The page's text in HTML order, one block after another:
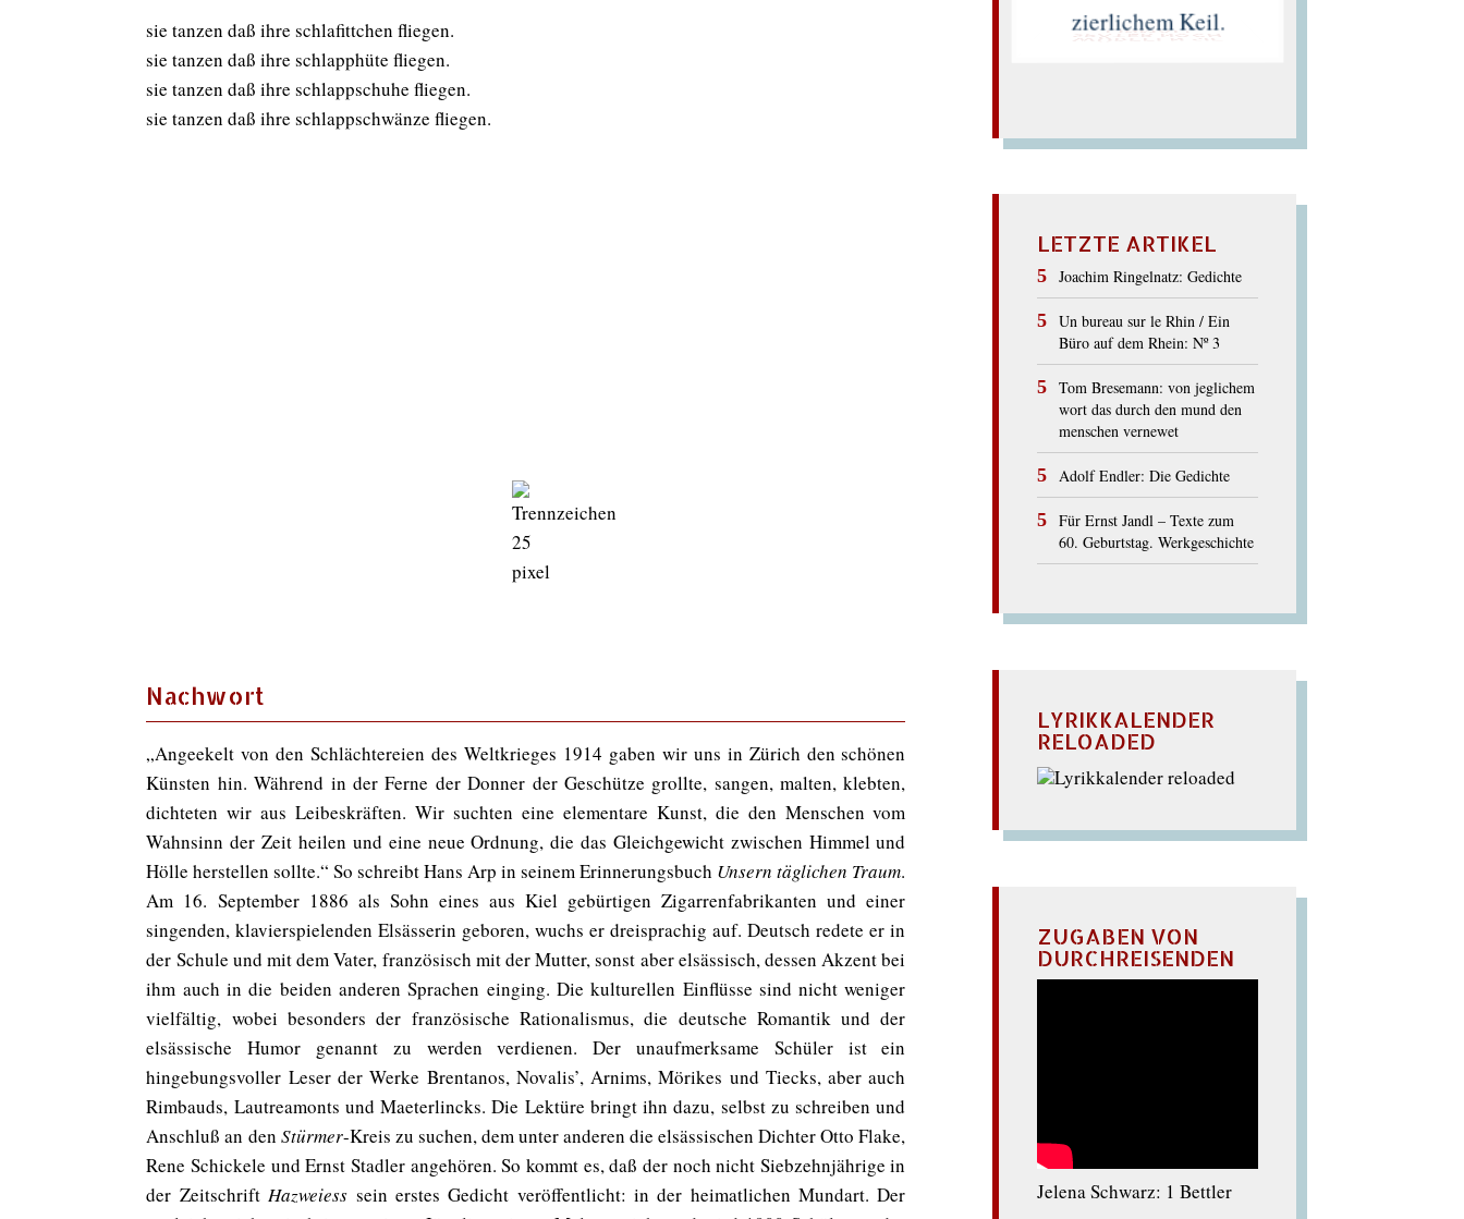
sie tanzen daß ihre schlafittchen fliegen.
sie tanzen daß ihre schlapphüte fliegen.
sie tanzen daß ihre schlappschuhe fliegen.
sie tanzen daß ihre schlappschwänze fliegen.
Nachwort
„Angeekelt von den Schlächtereien des Weltkrieges 1914 gaben wir uns in Zürich den schönen
Künsten hin. Während in der Ferne der Donner der Geschütze grollte, sangen, malten, klebten,
dichteten wir aus Leibeskräften. Wir suchten eine elementare Kunst, die den Menschen vom
Wahnsinn der Zeit heilen und eine neue Ordnung, die das Gleichgewicht zwischen Himmel und
Hölle herstellen sollte.“ So schreibt Hans Arp in seinem Erinnerungsbuch Unsern täglichen Traum.
Am 16. September 1886 als Sohn eines aus Kiel gebürtigen Zigarrenfabrikanten und einer
singenden, klavierspielenden Elsässerin geboren, wuchs er dreisprachig auf. Deutsch redete er in
der Schule und mit dem Vater, französisch mit der Mutter, sonst aber elsässisch, dessen Akzent bei
ihm auch in die beiden anderen Sprachen einging. Die kulturellen Einflüsse sind nicht weniger
vielfältig, wobei besonders der französische Rationalismus, die deutsche Romantik und der
elsässische Humor genannt zu werden verdienen. Der unaufmerksame Schüler ist ein
hingebungsvoller Leser der Werke Brentanos, Novalis’, Arnims, Mörikes und Tiecks, aber auch
Rimbauds, Lautreamonts und Maeterlincks. Die Lektüre bringt ihn dazu, selbst zu schreiben und
Anschluß an den Stürmer-Kreis zu suchen, dem unter anderen die elsässischen Dichter Otto Flake,
Rene Schickele und Ernst Stadler angehören. So kommt es, daß der noch nicht Siebzehnjährige in
der ZeitschriftHazweiess sein erstes Gedicht veröffentlicht: in der heimatlichen Mundart. Der
zierlichem Keil.
EINMAL!
LETZTE ARTIKEL
Joachim Ringelnatz: Gedichte
Un bureau sur le Rhin / Ein
Büro auf dem Rhein: Nº 3
Tom Bresemann: von jeglichem
wort das durch den mund den
menschen vernewet
Adolf Endler: Die Gedichte
Für Ernst Jandl – Texte zum
60. Geburtstag. Werkgeschichte
LYRIKKALENDER
RELOADED
ZUGABEN VON
DURCHREISENDEN
Jelena Schwarz: 1 Bettler